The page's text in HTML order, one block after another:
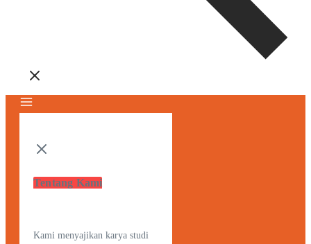
Tentang Kami
Kami menyajikan karya studi